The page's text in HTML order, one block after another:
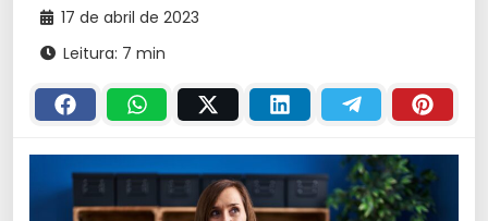
17 de abril de 2023
Leitura: 7 min